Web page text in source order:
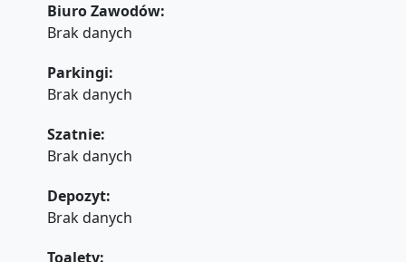
Biuro Zawodów:
Brak danych
Parkingi:
Brak danych
Szatnie:
Brak danych
Depozyt:
Brak danych
Toalety: